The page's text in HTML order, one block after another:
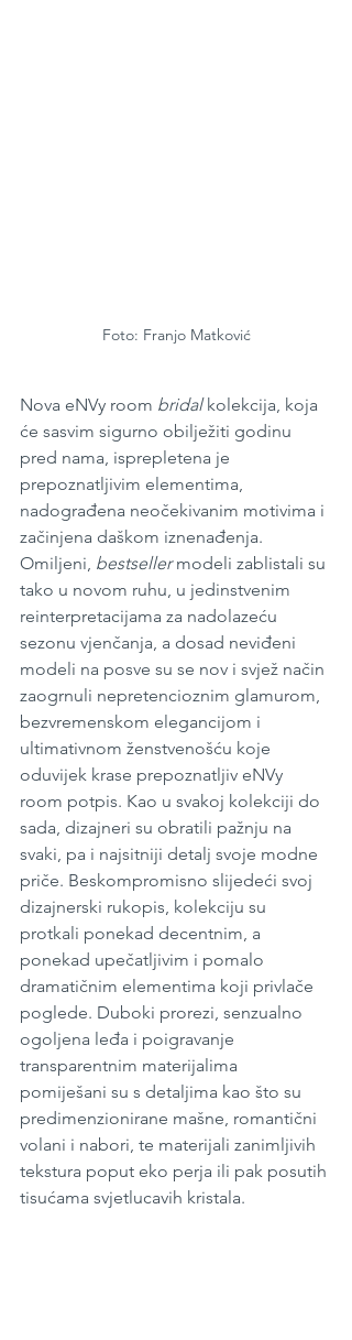
Foto: Franjo Matković
Nova eNVy room bridal kolekcija, koja
će sasvim sigurno obilježiti godinu
pred nama, isprepletena je
prepoznatljivim elementima,
nadograđena neočekivanim motivima i
začinjena daškom iznenađenja.
Omiljeni, bestseller modeli zablistali su
tako u novom ruhu, u jedinstvenim
reinterpretacijama za nadolazeću
sezonu vjenčanja, a dosad neviđeni
modeli na posve su se nov i svjež način
zaogrnuli nepretencioznim glamurom,
bezvremenskom elegancijom i
ultimativnom ženstvenošću koje
oduvijek krase prepoznatljiv eNVy
room potpis. Kao u svakoj kolekciji do
sada, dizajneri su obratili pažnju na
svaki, pa i najsitniji detalj svoje modne
priče. Beskompromisno slijedeći svoj
dizajnerski rukopis, kolekciju su
protkali ponekad decentnim, a
ponekad upečatljivim i pomalo
dramatičnim elementima koji privlače
poglede. Duboki prorezi, senzualno
ogoljena leđa i poigravanje
transparentnim materijalima
pomiješani su s detaljima kao što su
predimenzionirane mašne, romantični
volani i nabori, te materijali zanimljivih
tekstura poput eko perja ili pak posutih
tisućama svjetlucavih kristala.